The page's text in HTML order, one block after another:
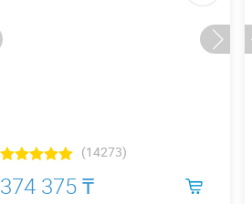
(14273)
374 375 ₸